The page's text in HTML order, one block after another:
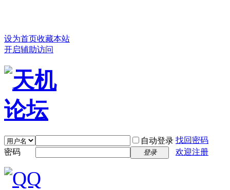
设为首页收藏本站
开启辅助访问
自动登录 找回密码
密码
登录 欢迎注册